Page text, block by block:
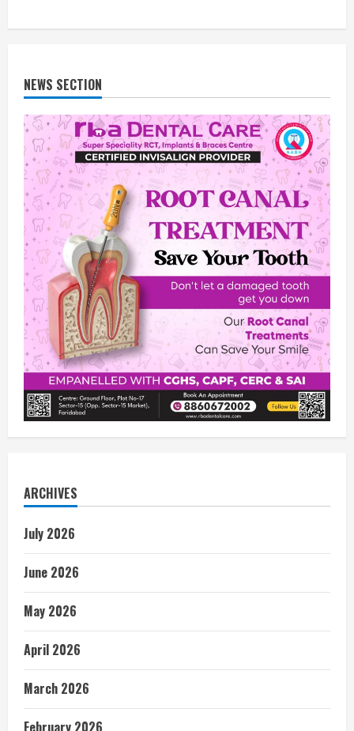
NEWS SECTION
ARCHIVES
July 2026
June 2026
May 2026
April 2026
March 2026
February 2026